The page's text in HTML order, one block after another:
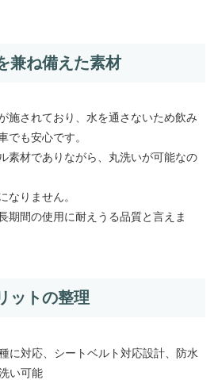
兼ね備えた素材
施されており、水を通さないため飲み
でも安心です。
素材でありながら、丸洗いが可能なの
なりません。
期間の使用に耐えうる品質と言えま
ットの整理
に対応、シートベルト対応設計、防水
い可能